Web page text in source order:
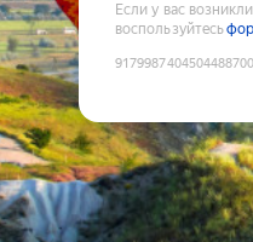
Если у вас
воспользуйтесь
9179987404504488700